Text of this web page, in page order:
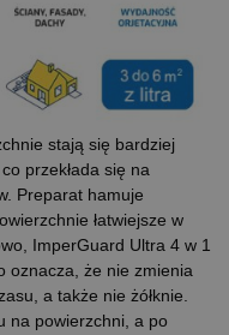
stają się bardziej
przekłada się na
Preparat hamuje
łatwiejsze w
ImperGuard Ultra 4 w 1
oznacza, że nie zmienia
a także nie żółknie.
na powierzchni, a po